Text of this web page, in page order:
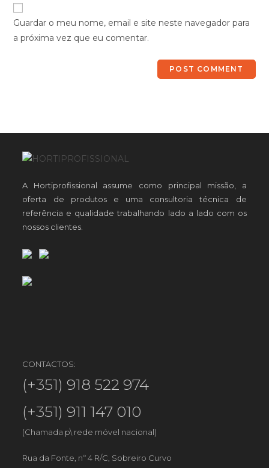
Guardar o meu nome, email e site neste navegador para
a próxima vez que eu comentar.
A Hortiprofissional assume como principal missão, a
oferta de produtos e uma consultoria técnica de
referência e qualidade trabalhando lado a lado com os
nossos clientes.
CONTACTOS:
(+351) 918 522 974
(+351) 911 147 010
(Chamada p\ rede móvel nacional)
Rua da Fonte, nº 4 R/C, Sobreiro Curvo